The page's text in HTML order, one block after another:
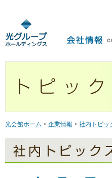
光会館ホーム > 企業情報 > 社内トピッ